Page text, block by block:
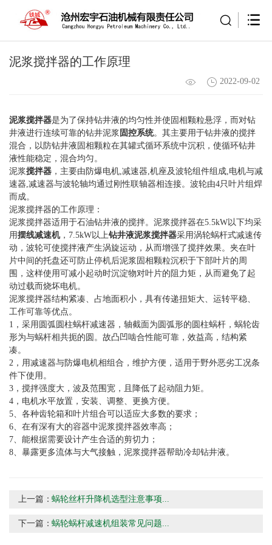
泥浆搅拌器的工作原理
2022-09-02
泥浆搅拌器是为了保持钻井液的均匀性并使固相颗粒悬浮，而对钻
井液进行连续可靠的钻井泥浆 固控系统。其主要用于钻井液的搅拌
混合，以防钻井液固相颗粒在其罐式循环系统中沉积，使循环钻井
液性能稳定，混合均匀。
泥浆搅拌器 ，主要由防爆电机,减速器,机座及波轮组件组成,电机与减
速器,减速器与波轮轴均通过刚性联轴器相连接。波轮由4只叶片组焊
而成。
泥浆搅拌器的工作原理：
泥浆搅拌器适用于石油钻井液的搅拌。泥浆搅拌器在5.5kW以下均采
用摆线减速机，7.5kW以上钻井液泥浆搅拌器采用涡轮蜗杆式减速传
动，波轮可使搅拌液产生涡旋运动，从而增强了搅拌效果。夹在叶
片中间的托盘还可防止停机后泥浆固相颗粒沉积于下部叶片的周
围，这样使用可减小起动时沉淀物对叶片的阻力矩，从而避免了起
动过载而烧坏电机。
泥浆搅拌器结构紧凑、占地面积小，具有传递扭矩大、运转平稳、
工作可靠等优点。
1，采用圆弧圆柱蜗杆减速器，轴截面为圆弧形的圆柱蜗杆，蜗轮齿
形为与蜗杆相共扼的圆。故凸凹啮合性能可靠，效益高，结构紧
凑。
2，用减速器与防爆电机相组合，维护方便，适用于野外恶劣工况条
件下使用。
3，搅拌强度大，波及范围宽，且降低了起动阻力矩。
4，电机水平放置，安装、调整、更换方便。
5、各种齿轮箱和叶片组合可以适应大多数的要求；
6、在有深有大的容器中泥浆搅拌器效率高；
7、能根据需要设计产生合适的剪切力；
8、暴露更多流体与大气接触，泥浆搅拌器帮助冷却钻井液。
上一篇：蜗轮丝杆升降机选型注意事项...
下一篇：蜗轮蜗杆减速机组装常见问题...